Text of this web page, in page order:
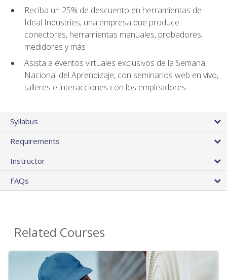
Reciba un 25% de descuento en herramientas de
Ideal Industries, una empresa que produce
conectores, herramientas manuales, probadores,
medidores y más
Asista a eventos virtuales exclusivos de la Semana
Nacional del Aprendizaje, con seminarios web en vivo,
talleres e interacciones con los empleadores
Syllabus
Requirements
Instructor
FAQs
Related Courses